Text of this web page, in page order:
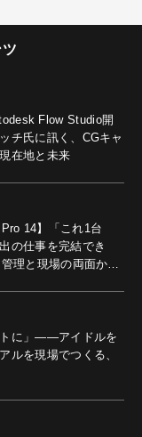
Flow Studio開
チ氏に訊く、CGキャ
在地と未来
14】「これ1台
の仕事を完結でき
理と現場の両面から
トに」――アイドルを
ルを現場でつくる、